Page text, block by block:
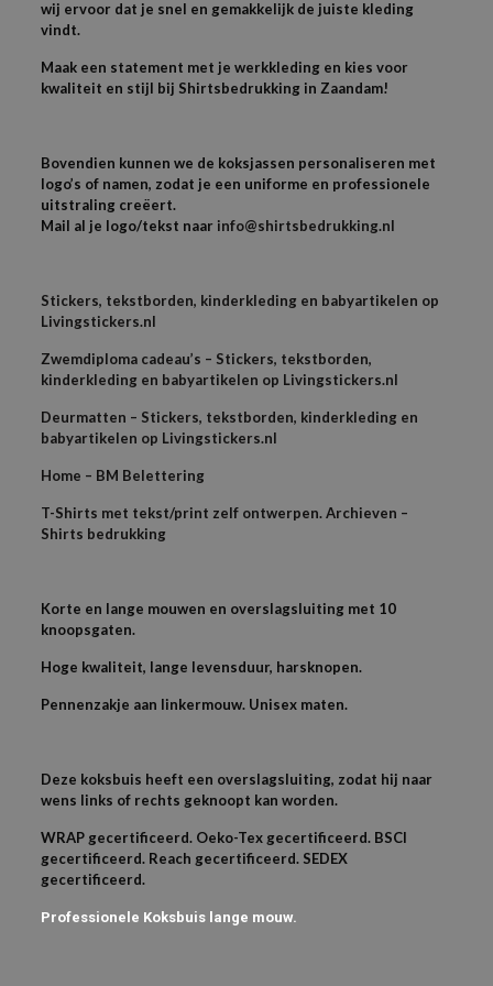
wij ervoor dat je snel en gemakkelijk de juiste kleding
vindt.
Maak een statement met je werkkleding en kies voor
kwaliteit en stijl bij Shirtsbedrukking in Zaandam!
Bovendien kunnen we de koksjassen personaliseren met
logo’s of namen, zodat je een uniforme en professionele
uitstraling creëert.
Mail al je logo/tekst naar info@shirtsbedrukking.nl
Stickers, tekstborden, kinderkleding en babyartikelen op
Livingstickers.nl
Zwemdiploma cadeau’s – Stickers, tekstborden,
kinderkleding en babyartikelen op Livingstickers.nl
Deurmatten – Stickers, tekstborden, kinderkleding en
babyartikelen op Livingstickers.nl
Home – BM Belettering
T-Shirts met tekst/print zelf ontwerpen. Archieven –
Shirts bedrukking
Korte en lange mouwen en overslagsluiting met 10
knoopsgaten.
Hoge kwaliteit, lange levensduur, harsknopen.
Pennenzakje aan linkermouw. Unisex maten.
Deze koksbuis heeft een overslagsluiting, zodat hij naar
wens links of rechts geknoopt kan worden.
WRAP gecertificeerd. Oeko-Tex gecertificeerd. BSCI
gecertificeerd. Reach gecertificeerd. SEDEX
gecertificeerd.
Professionele Koksbuis lange mouw.